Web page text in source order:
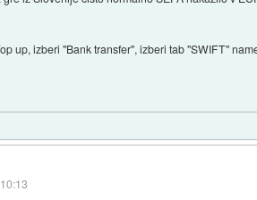
up, izberi "Bank transfer", izberi tab "SWIFT"